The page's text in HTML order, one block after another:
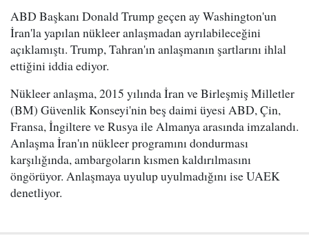
ABD Başkanı Donald Trump geçen ay Washington'un
İran'la yapılan nükleer anlaşmadan ayrılabileceğini
açıklamıştı. Trump, Tahran'ın anlaşmanın şartlarını ihlal
ettiğini iddia ediyor.
Nükleer anlaşma, 2015 yılında İran ve Birleşmiş Milletler
(BM) Güvenlik Konseyi'nin beş daimi üyesi ABD, Çin,
Fransa, İngiltere ve Rusya ile Almanya arasında imzalandı.
Anlaşma İran'ın nükleer programını dondurması
karşılığında, ambargoların kısmen kaldırılmasını
öngörüyor. Anlaşmaya uyulup uyulmadığını ise UAEK
denetliyor.